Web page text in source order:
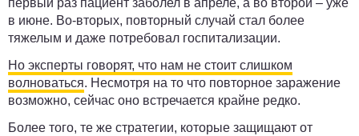
первый раз пациент заболел в апреле, а во второй – уже
в июне. Во-вторых, повторный случай стал более
тяжелым и даже потребовал госпитализации.
Но эксперты говорят, что нам не стоит слишком
волноваться. Несмотря на то что повторное заражение
возможно, сейчас оно встречается крайне редко.
Более того, те же стратегии, которые защищают от